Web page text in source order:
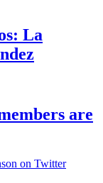
La
are